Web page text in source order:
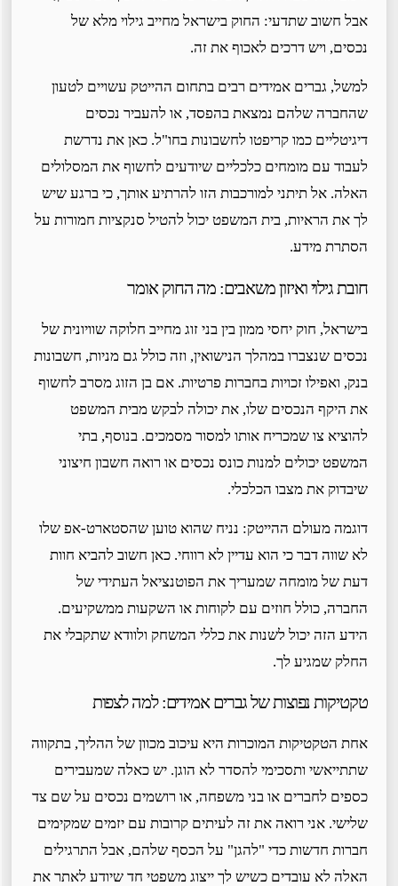
אבל חשוב שתדעי: החוק בישראל מחייב גילוי מלא של
נכסים, ויש דרכים לאכוף את זה.
למשל, גברים אמידים רבים בתחום ההייטק עשויים לטעון
שהחברה שלהם נמצאת בהפסד, או להעביר נכסים
דיגיטליים כמו קריפטו לחשבונות בחו"ל. כאן את נדרשת
לעבוד עם מומחים כלכליים שיודעים לחשוף את המסלולים
האלה. אל תיתני למורכבות הזו להרתיע אותך, כי ברגע שיש
לך את הראיות, בית המשפט יכול להטיל סנקציות חמורות על
הסתרת מידע.
חובת גילוי ואיזון משאבים: מה החוק אומר
בישראל, חוק יחסי ממון בין בני זוג מחייב חלוקה שוויונית של
נכסים שנצברו במהלך הנישואין, וזה כולל גם מניות, חשבונות
בנק, ואפילו זכויות בחברות פרטיות. אם בן הזוג מסרב לחשוף
את היקף הנכסים שלו, את יכולה לבקש מבית המשפט
להוציא צו שמכריח אותו למסור מסמכים. בנוסף, בתי
המשפט יכולים למנות כונס נכסים או רואה חשבון חיצוני
שיבדוק את מצבו הכלכלי.
דוגמה מעולם ההייטק: נניח שהוא טוען שהסטארט-אפ שלו
לא שווה דבר כי הוא עדיין לא רווחי. כאן חשוב להביא חוות
דעת של מומחה שמעריך את הפוטנציאל העתידי של
החברה, כולל חוזים עם לקוחות או השקעות ממשקיעים.
הידע הזה יכול לשנות את כללי המשחק ולוודא שתקבלי את
החלק שמגיע לך.
טקטיקות נפוצות של גברים אמידים: למה לצפות
אחת הטקטיקות המוכרות היא עיכוב מכוון של ההליך, בתקווה
שתתייאשי ותסכימי להסדר לא הוגן. יש כאלה שמעבירים
כספים לחברים או בני משפחה, או רושמים נכסים על שם צד
שלישי. אני רואה את זה לעיתים קרובות עם יזמים שמקימים
חברות חדשות כדי "להגן" על הכסף שלהם, אבל התרגילים
האלה לא עובדים כשיש לך ייצוג משפטי חד שיודע לאתר את